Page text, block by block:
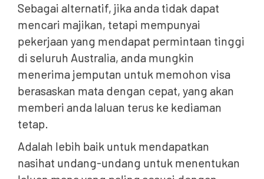
Sebagai alternatif, jika anda tidak dapat
mencari majikan, tetapi mempunyai
pekerjaan yang mendapat permintaan tinggi
di seluruh Australia, anda mungkin
menerima jemputan untuk memohon visa
berasaskan mata dengan cepat, yang akan
memberi anda laluan terus ke kediaman
tetap.
Adalah lebih baik untuk mendapatkan
nasihat undang-undang untuk menentukan